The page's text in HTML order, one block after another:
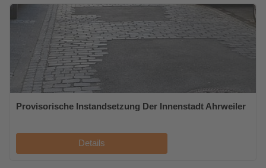
Provisorische Instandsetzung Der Innenstadt Ahrweiler
Details